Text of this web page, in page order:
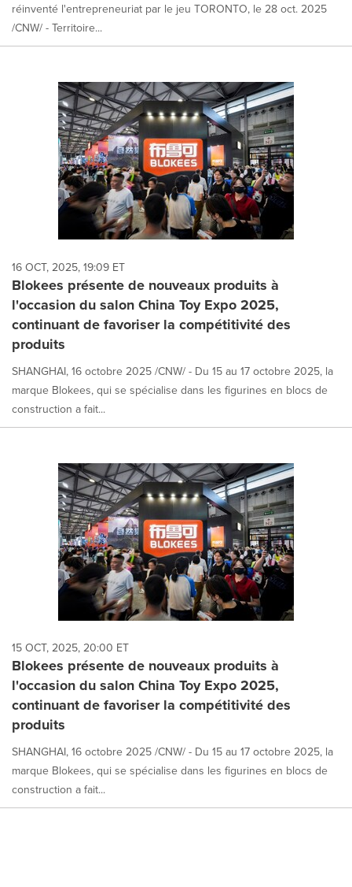
réinventé l'entrepreneuriat par le jeu TORONTO, le 28 oct. 2025
/CNW/ - Territoire...
16 OCT, 2025, 19:09 ET
Blokees présente de nouveaux produits à
l'occasion du salon China Toy Expo 2025,
continuant de favoriser la compétitivité des
produits
SHANGHAI, 16 octobre 2025 /CNW/ - Du 15 au 17 octobre 2025, la
marque Blokees, qui se spécialise dans les figurines en blocs de
construction a fait...
15 OCT, 2025, 20:00 ET
Blokees présente de nouveaux produits à
l'occasion du salon China Toy Expo 2025,
continuant de favoriser la compétitivité des
produits
SHANGHAI, 16 octobre 2025 /CNW/ - Du 15 au 17 octobre 2025, la
marque Blokees, qui se spécialise dans les figurines en blocs de
construction a fait...